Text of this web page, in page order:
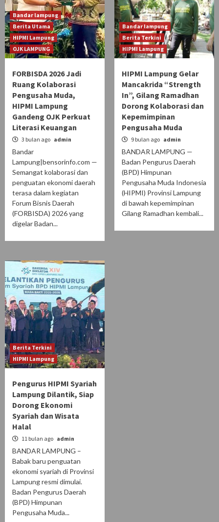
Bandar lampung
Berita Utama
HIPMI Lampung
OJK LAMPUNG
FORBISDA 2026 Jadi
Ruang Kolaborasi
Pengusaha Muda,
HIPMI Lampung
Gandeng OJK Perkuat
Literasi Keuangan
3 bulan ago admin
Bandar
Lampung|bensorinfo.com —
Semangat kolaborasi dan
penguatan ekonomi daerah
terasa dalam kegiatan
Forum Bisnis Daerah
(FORBISDA) 2026 yang
digelar Badan...
Bandar lampung
Berita Terkini
HIPMI Lampung
HIPMI Lampung Gelar
Mancakrida “Strength
In”, Gilang Ramadhan
Dorong Kolaborasi dan
Kepemimpinan
Pengusaha Muda
9 bulan ago admin
BANDAR LAMPUNG —
Badan Pengurus Daerah
(BPD) Himpunan
Pengusaha Muda Indonesia
(HIPMI) Provinsi Lampung
di bawah kepemimpinan
Gilang Ramadhan kembali...
Berita Terkini
HIPMI Lampung
Pengurus HIPMI Syariah
Lampung Dilantik, Siap
Dorong Ekonomi
Syariah dan Wisata
Halal
11 bulan ago admin
BANDAR LAMPUNG –
Babak baru penguatan
ekonomi syariah di Provinsi
Lampung resmi dimulai.
Badan Pengurus Daerah
(BPD) Himpunan
Pengusaha Muda...